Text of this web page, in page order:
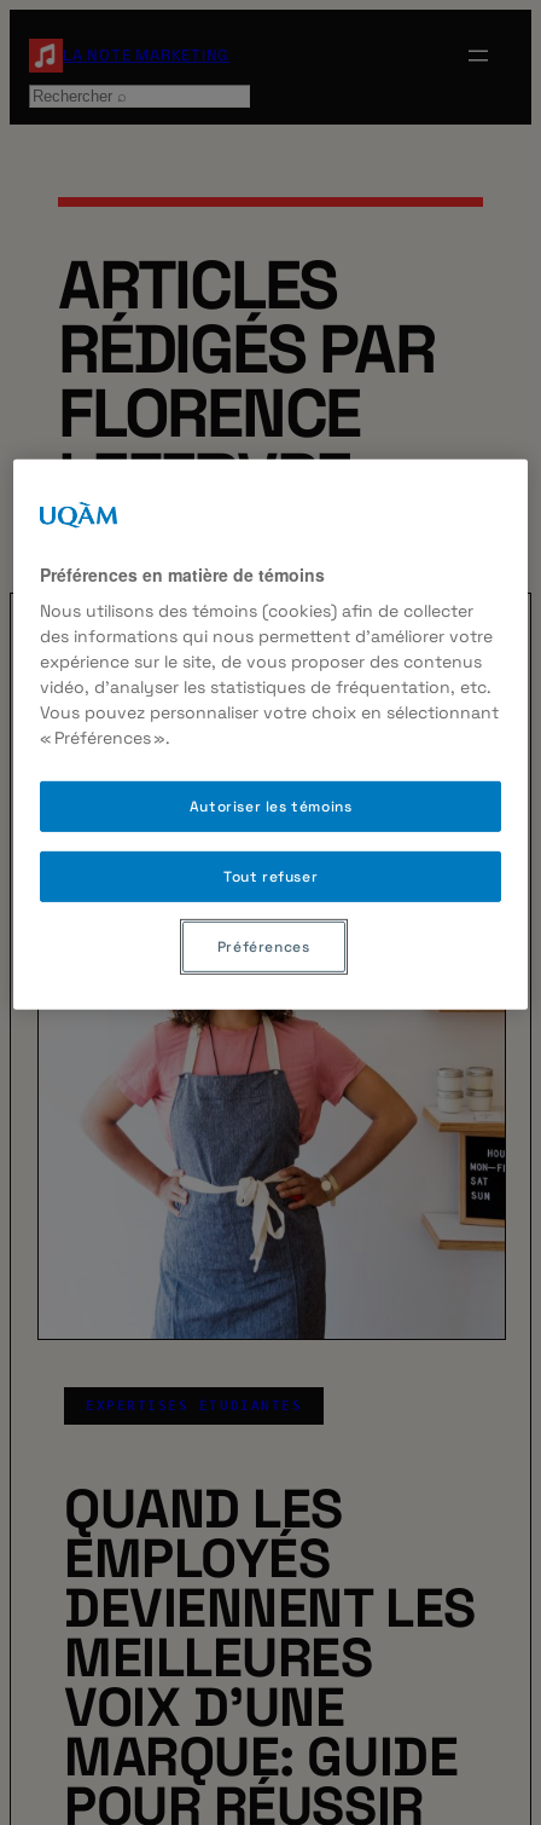
contenu
LA NOTE MARKETING
Rechercher
ARTICLES
RÉDIGÉS PAR
FLORENCE
LEFEBVRE
EXPERTISES ÉTUDIANTES
QUAND LES
EMPLOYÉS
DEVIENNENT LES
MEILLEURES
VOIX D’UNE
MARQUE: GUIDE
POUR RÉUSSIR
Préférences en matière de témoins
Nous utilisons des témoins (cookies) afin de collecter
des informations qui nous permettent d’améliorer votre
expérience sur le site, de vous proposer des contenus
vidéo, d’analyser les statistiques de fréquentation, etc.
Vous pouvez personnaliser votre choix en sélectionnant
« Préférences ».
Tout refuser
Autoriser les témoins
Préférences